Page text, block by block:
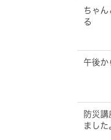
ちゃん
る
午後か
防災
ました